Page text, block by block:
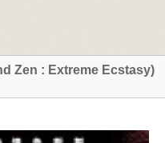
Zen : Extreme Ecstasy)